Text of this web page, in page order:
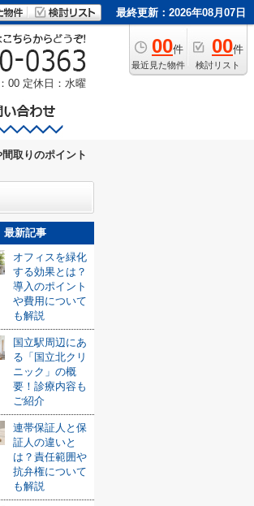
最終更新：2026年08月07日
00件
最近見た物件
00件
検討リスト
00 定休日：水曜
取りのポイント
最新記事
オフィスを緑化
する効果とは？
導入のポイント
や費用について
も解説
国立駅周辺にあ
る「国立北クリ
ニック」の概
要！診療内容も
ご紹介
連帯保証人と保
証人の違いと
は？責任範囲や
抗弁権について
も解説